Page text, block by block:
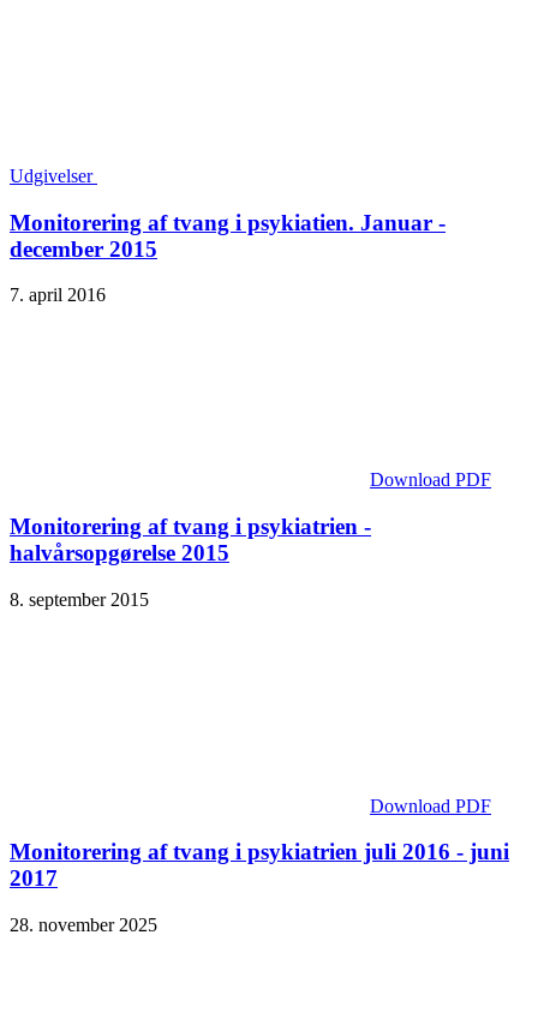
Udgivelser
Monitorering af tvang i psykiatien. Januar -
december 2015
7. april 2016
Download PDF
Monitorering af tvang i psykiatrien -
halvårsopgørelse 2015
8. september 2015
Download PDF
Monitorering af tvang i psykiatrien juli 2016 - juni
2017
28. november 2025